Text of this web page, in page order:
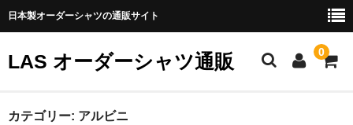
日本製オーダーシャツの通販サイト
LAS オーダーシャツ通販 0
ホーム
カテゴリー: アルビニ